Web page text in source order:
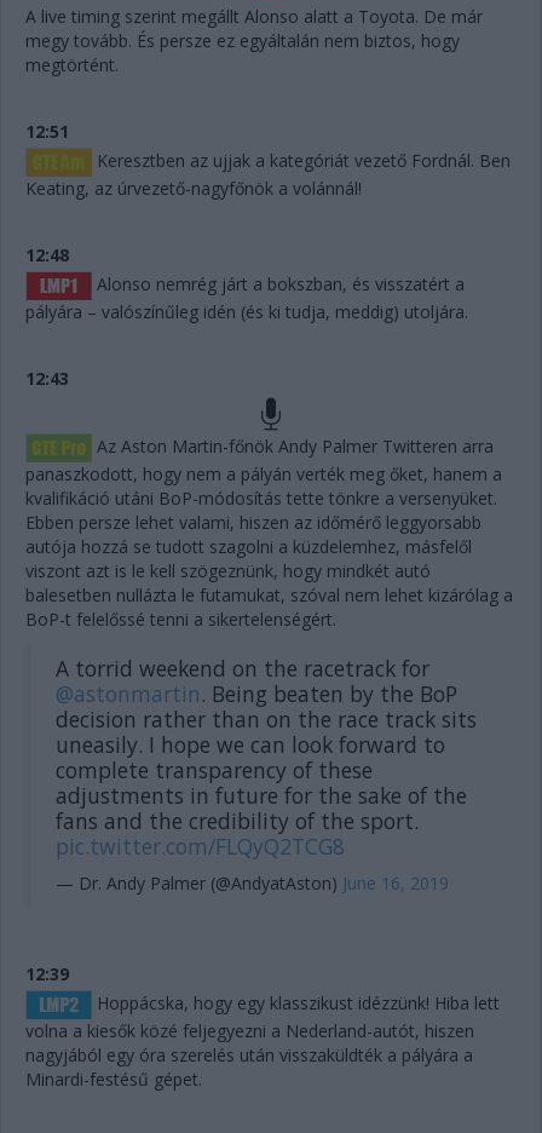
A live timing szerint megállt Alonso alatt a Toyota. De már
megy tovább. És persze ez egyáltalán nem biztos, hogy
megtörtént.
12:51
Keresztben az ujjak a kategóriát vezető Fordnál. Ben
Keating, az úrvezető-nagyfőnök a volánnál!
12:48
Alonso nemrég járt a bokszban, és visszatért a
pályára – valószínűleg idén (és ki tudja, meddig) utoljára.
12:43
Az Aston Martin-főnök Andy Palmer Twitteren arra
panaszkodott, hogy nem a pályán verték meg őket, hanem a
kvalifikáció utáni BoP-módosítás tette tönkre a versenyüket.
Ebben persze lehet valami, hiszen az időmérő leggyorsabb
autója hozzá se tudott szagolni a küzdelemhez, másfelől
viszont azt is le kell szögeznünk, hogy mindkét autó
balesetben nullázta le futamukat, szóval nem lehet kizárólag a
BoP-t felelőssé tenni a sikertelenségért.
A torrid weekend on the racetrack for
@astonmartin. Being beaten by the BoP
decision rather than on the race track sits
uneasily. I hope we can look forward to
complete transparency of these
adjustments in future for the sake of the
fans and the credibility of the sport.
pic.twitter.com/FLQyQ2TCG8
— Dr. Andy Palmer (@AndyatAston) June 16, 2019
12:39
Hoppácska, hogy egy klasszikust idézzünk! Hiba lett
volna a kiesők közé feljegyezni a Nederland-autót, hiszen
nagyjából egy óra szerelés után visszaküldték a pályára a
Minardi-festésű gépet.